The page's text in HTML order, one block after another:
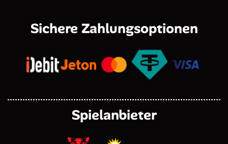
Sichere Zahlungsoptionen
Spielanbieter